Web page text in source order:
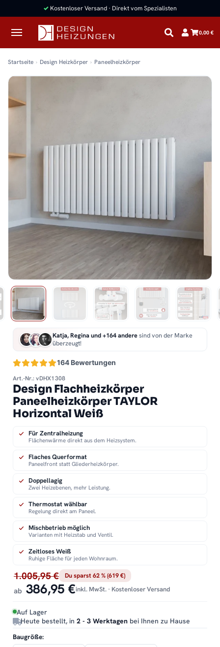
✓ Kostenloser Versand · Direkt vom Spezialisten
0,00 €
Startseite Design Heizkörper Paneelheizkörper
164 Bewertungen
Katja, Regina und +164 anderesind von der Marke
überzeugt!
Art.-Nr.: vDHX1308
Design Flachheizkörper
Paneelheizkörper TAYLOR
Horizontal Weiß
1.005,95 € Du sparst 62 % (619 €)
ab 386,95 €inkl. MwSt. · Kostenloser Versand
Auf Lager
Heute bestellt, in 2 - 3 Werktagen bei Ihnen zu Hause
Für Zentralheizung
Flächenwärme direkt aus dem Heizsystem.
Flaches Querformat
Paneelfront statt Gliederheizkörper.
Doppellagig
Zwei Heizebenen, mehr Leistung.
Thermostat wählbar
Regelung direkt am Paneel.
Mischbetrieb möglich
Varianten mit Heizstab und Ventil.
Zeitloses Weiß
Ruhige Fläche für jeden Wohnraum.
Baugröße: